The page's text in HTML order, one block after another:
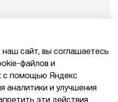
прогнозы сооснователя
сайт, вы соглашаетесь
файлов и
с помощью Яндекс
аналитики и улучшения